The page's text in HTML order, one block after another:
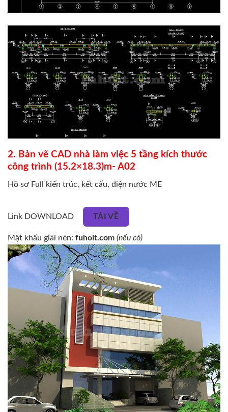
2. Bản vẽ CAD nhà làm việc 5 tầng kích thước
công trình (15.2×18.3)m- A02
Hồ sơ Full kiến trúc, kết cấu, điện nước ME
Link DOWNLOAD TẢI VỀ
Mật khẩu giải nén: fuhoit.com (nếu có)